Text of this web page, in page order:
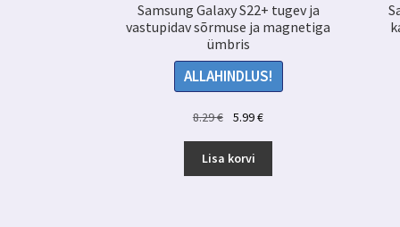
Samsung Galaxy S22+ tugev ja
vastupidav sõrmuse ja magnetiga
ümbris
ALLAHINDLUS!
8.29€
Algne
oli:
8.29 €.
5.99€Praegune
5.99 €.
Lisa korvi